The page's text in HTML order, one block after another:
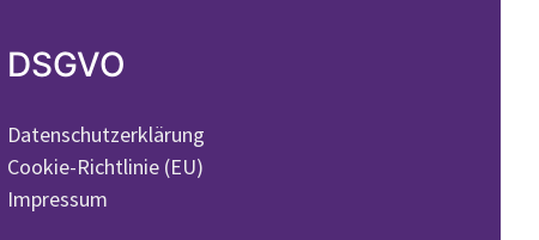
DSGVO
Datenschutzerklärung
Cookie-Richtlinie (EU)
Impressum